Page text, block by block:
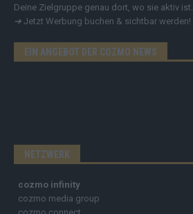
Deine Zielgruppe genau dort, wo sie aktiv ist.
➔ Jetzt Werbung buchen & sichtbar werden!
EIN ANGEBOT DER COZMO NEWS
NETZWERK
cozmo infinity
cozmo media group